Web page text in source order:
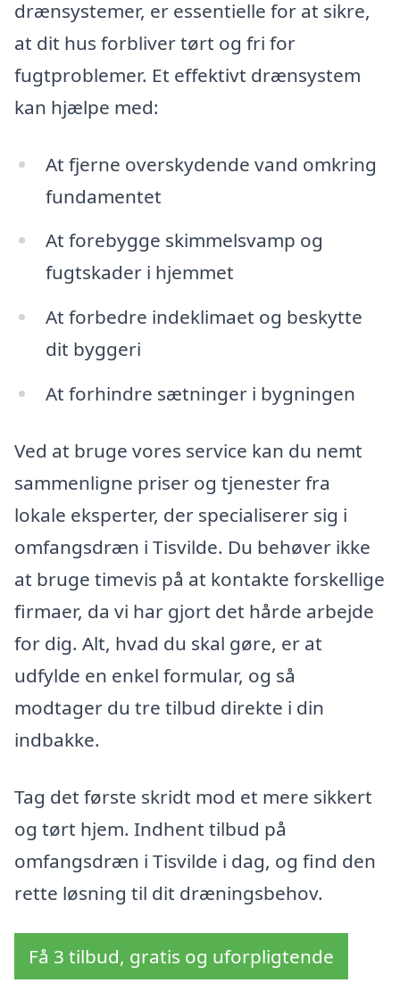
drænsystemer, er essentielle for at sikre,
at dit hus forbliver tørt og fri for
fugtproblemer. Et effektivt drænsystem
kan hjælpe med:
At fjerne overskydende vand omkring
fundamentet
At forebygge skimmelsvamp og
fugtskader i hjemmet
At forbedre indeklimaet og beskytte
dit byggeri
At forhindre sætninger i bygningen
Ved at bruge vores service kan du nemt
sammenligne priser og tjenester fra
lokale eksperter, der specialiserer sig i
omfangsdræn i Tisvilde. Du behøver ikke
at bruge timevis på at kontakte forskellige
firmaer, da vi har gjort det hårde arbejde
for dig. Alt, hvad du skal gøre, er at
udfylde en enkel formular, og så
modtager du tre tilbud direkte i din
indbakke.
Tag det første skridt mod et mere sikkert
og tørt hjem. Indhent tilbud på
omfangsdræn i Tisvilde i dag, og find den
rette løsning til dit dræningsbehov.
Få 3 tilbud, gratis og uforpligtende